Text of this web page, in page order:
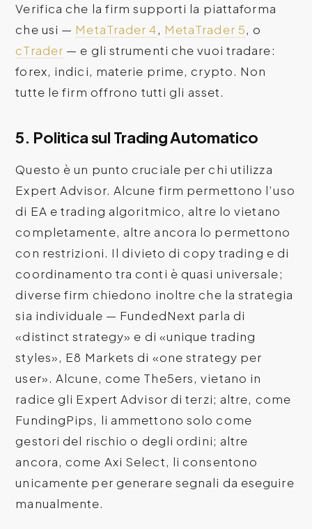
Verifica che la firm supporti la piattaforma
che usi — MetaTrader 4, MetaTrader 5, o
cTrader — e gli strumenti che vuoi tradare:
forex, indici, materie prime, crypto. Non
tutte le firm offrono tutti gli asset.
5. Politica sul Trading Automatico
Questo è un punto cruciale per chi utilizza
Expert Advisor. Alcune firm permettono l’uso
di EA e trading algoritmico, altre lo vietano
completamente, altre ancora lo permettono
con restrizioni. Il divieto di copy trading e di
coordinamento tra conti è quasi universale;
diverse firm chiedono inoltre che la strategia
sia individuale — FundedNext parla di
«distinct strategy» e di «unique trading
styles», E8 Markets di «one strategy per
user». Alcune, come The5ers, vietano in
radice gli Expert Advisor di terzi; altre, come
FundingPips, li ammettono solo come
gestori del rischio o degli ordini; altre
ancora, come Axi Select, li consentono
unicamente per generare segnali da eseguire
manualmente.